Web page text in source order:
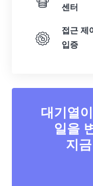
센터
접근 제
입증
대기열
일을
지